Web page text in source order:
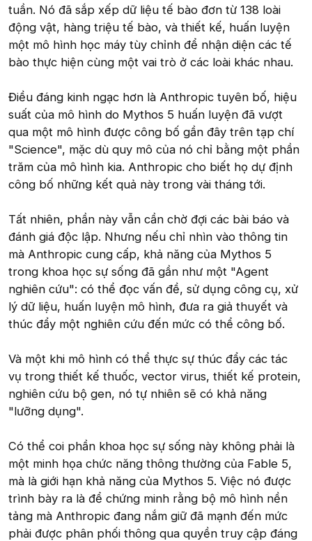
tuần. Nó đã sắp xếp dữ liệu tế bào đơn từ 138 loài
động vật, hàng triệu tế bào, và thiết kế, huấn luyện
một mô hình học máy tùy chỉnh để nhận diện các tế
bào thực hiện cùng một vai trò ở các loài khác nhau.
Điều đáng kinh ngạc hơn là Anthropic tuyên bố, hiệu
suất của mô hình do Mythos 5 huấn luyện đã vượt
qua một mô hình được công bố gần đây trên tạp chí
"Science", mặc dù quy mô của nó chỉ bằng một phần
trăm của mô hình kia. Anthropic cho biết họ dự định
công bố những kết quả này trong vài tháng tới.
Tất nhiên, phần này vẫn cần chờ đợi các bài báo và
đánh giá độc lập. Nhưng nếu chỉ nhìn vào thông tin
mà Anthropic cung cấp, khả năng của Mythos 5
trong khoa học sự sống đã gần như một "Agent
nghiên cứu": có thể đọc vấn đề, sử dụng công cụ, xử
lý dữ liệu, huấn luyện mô hình, đưa ra giả thuyết và
thúc đẩy một nghiên cứu đến mức có thể công bố.
Và một khi mô hình có thể thực sự thúc đẩy các tác
vụ trong thiết kế thuốc, vector virus, thiết kế protein,
nghiên cứu bộ gen, nó tự nhiên sẽ có khả năng
"lưỡng dụng".
Có thể coi phần khoa học sự sống này không phải là
một minh họa chức năng thông thường của Fable 5,
mà là giới hạn khả năng của Mythos 5. Việc nó được
trình bày ra là để chứng minh rằng bộ mô hình nền
tảng mà Anthropic đang nắm giữ đã mạnh đến mức
phải được phân phối thông qua quyền truy cập đáng